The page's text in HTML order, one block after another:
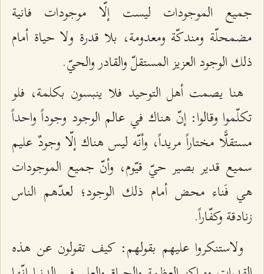
جميع الموجودات ليست إلّا موجودات فانية
مضمحلّة ومندكّة ومعدومة، بلا قدرة ولا حياة أمام
ذلك الوجود العزيز المستقلّ والقادر والحيّ.
هنا يصمت أهل التوحيد فلا ينبسون بكلمة، فلو
تكلّموا وقالوا: إنّ هناك في عالم الوجود وجوداً واحداً
مستقلًّا مختاراً مريداً، وأنّه ليس هناك إلّا وجودٌ عليم
سميع قدير بصير حيّ قيّوم، وأنّ جميع الموجودات
هي فَناء محض أمام ذلك الوجود؛ لعدّهم الناس
زنادقة وكفّاراً.
ولاستنكروا عليهم بقولهم: كيف تقولون عن هذه